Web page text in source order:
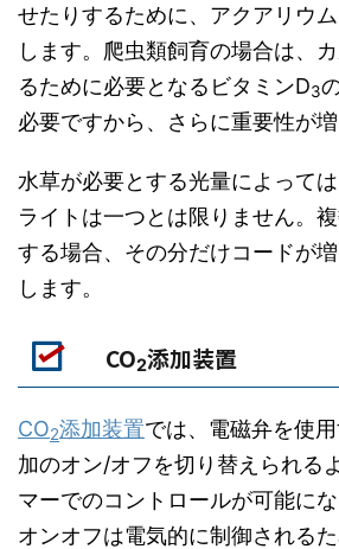
せたりするために、アクアリウ
します。爬虫類飼育の場合は、
るために必要となるビタミンD3
必要ですから、さらに重要性が増
水草が必要とする光量によって
ライトは一つとは限りません。
する場合、その分だけコードが
します。
CO2添加装置
CO2添加装置では、電磁弁を使
加のオン/オフを切り替えられる
マーでのコントロールが可能に
オンオフは電気的に制御される